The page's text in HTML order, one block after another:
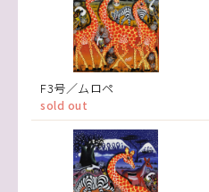
F3号／ムロペ
sold out